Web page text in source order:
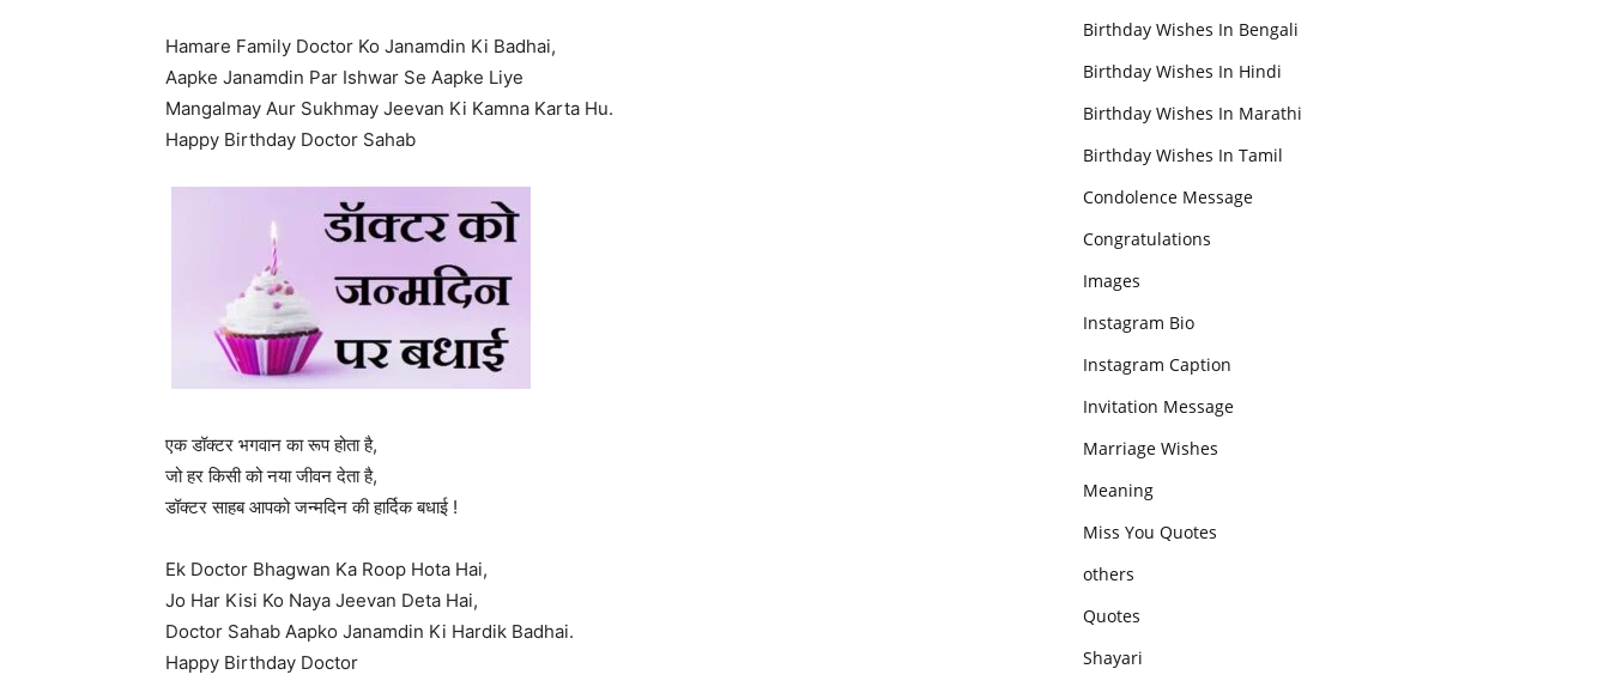
Hamare Family Doctor Ko Janamdin Ki Badhai,
Aapke Janamdin Par Ishwar Se Aapke Liye
Mangalmay Aur Sukhmay Jeevan Ki Kamna Karta Hu.
Happy Birthday Doctor Sahab
एक डॉक्टर भगवान का रूप होता है,
जो हर किसी को नया जीवन देता है,
डॉक्टर साहब आपको जन्मदिन की हार्दिक बधाई !
Ek Doctor Bhagwan Ka Roop Hota Hai,
Jo Har Kisi Ko Naya Jeevan Deta Hai,
Doctor Sahab Aapko Janamdin Ki Hardik Badhai.
Happy Birthday Doctor
Birthday Wishes In Bengali
Birthday Wishes In Hindi
Birthday Wishes In Marathi
Birthday Wishes In Tamil
Condolence Message
Congratulations
Images
Instagram Bio
Instagram Caption
Invitation Message
Marriage Wishes
Meaning
Miss You Quotes
others
Quotes
Shayari